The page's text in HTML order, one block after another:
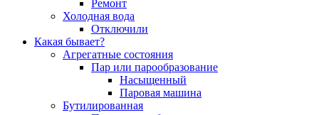
Ремонт
Холодная вода
Отключили
Какая бывает?
Агрегатные состояния
Пар или парообразование
Насыщенный
Паровая машина
Бутилированная